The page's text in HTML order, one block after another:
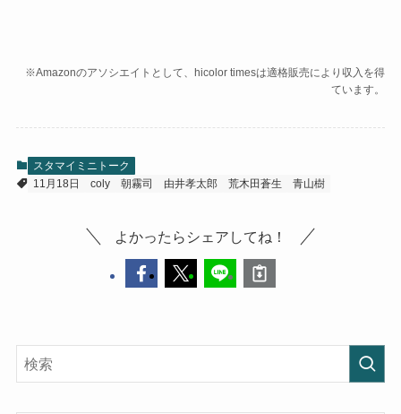
※Amazonのアソシエイトとして、hicolor timesは適格販売により収入を得
ています。
スタマイミニトーク
11月18日
coly 朝霧司 由井孝太郎 荒木田蒼生 青山樹
よかったらシェアしてね！